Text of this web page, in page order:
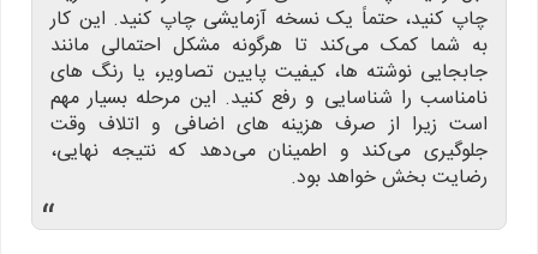
چاپ کنید، حتماً یک نسخه آزمایشی چاپ کنید. این کار
به شما کمک می‌کند تا هرگونه مشکل احتمالی مانند
جابجایی نوشته ها، کیفیت پایین تصاویر، یا رنگ های
نامناسب را شناسایی و رفع کنید. این مرحله بسیار مهم
است زیرا از صرف هزینه های اضافی و اتلاف وقت
جلوگیری می‌کند و اطمینان می‌دهد که نتیجه نهایی،
رضایت بخش خواهد بود.
“